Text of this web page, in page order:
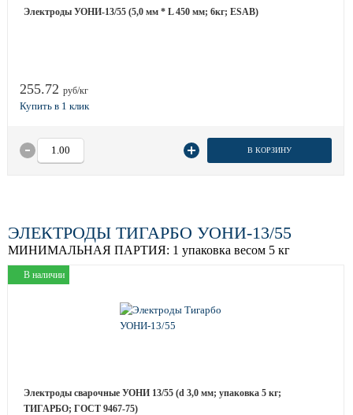
Электроды УОНИ-13/55 (5,0 мм * L 450 мм; 6кг; ESAB)
255.72 руб/кг
В КОРЗИНУ
ЭЛЕКТРОДЫ ТИГАРБО УОНИ-13/55
МИНИМАЛЬНАЯ ПАРТИЯ: 1 упаковка весом 5 кг
В наличии
Электроды сварочные УОНИ 13/55 (d 3,0 мм; упаковка 5 кг;
ТИГАРБО; ГОСТ 9467-75)